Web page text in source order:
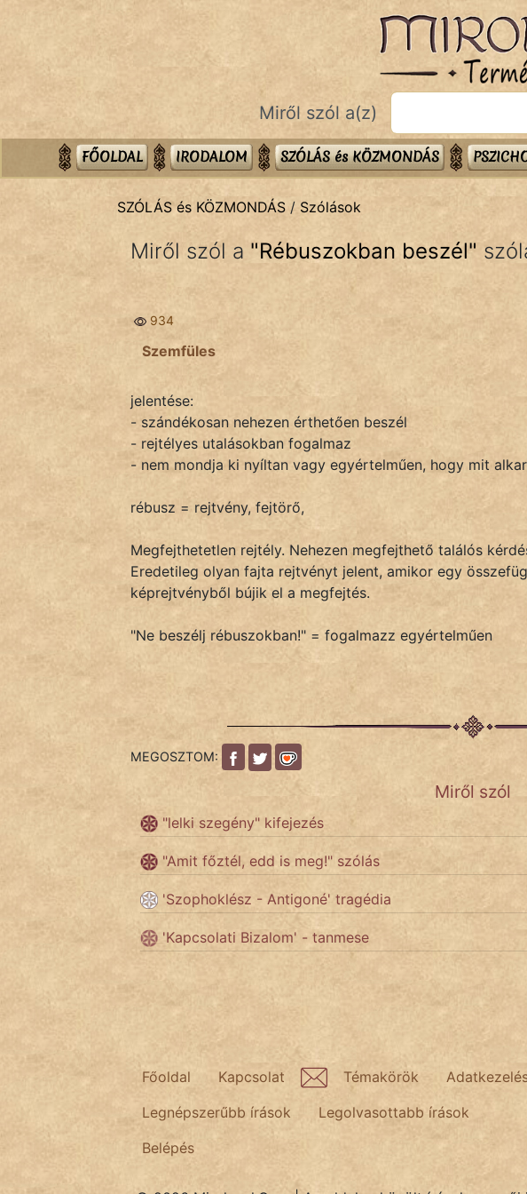
Bibliai
Közmondások
Szóláscsoportok
KÖZMONDÁS
FILM
fantom
Láron Ádám
Miről szól a(z)
FŐOLDAL IRODALOM SZÓLÁS és KÖZMONDÁS
SZÓLÁS és KÖZMONDÁS / Szólások
Miről szól a "Rébuszokban beszél"
934
Szemfüles
jelentése:
- szándékosan nehezen érthetően beszél
- rejtélyes utalásokban fogalmaz
- nem mondja ki nyíltan vagy egyértelműen, hogy mit
rébusz = rejtvény, fejtörő,
Megfejthetetlen rejtély. Nehezen megfejthető találós
Eredetileg olyan fajta rejtvényt jelent, amikor egy
képrejtvényből bújik el a megfejtés.
"Ne beszélj rébuszokban!" = fogalmazz egyértelműen
MEGOSZTOM:
Miről szól
"lelki szegény" kifejezés
"Amit főztél, edd is meg!" szólás
'Szophoklész - Antigoné' tragédia
'Kapcsolati Bizalom' - tanmese
Főoldal Kapcsolat Témakörök
Legnépszerűbb írások
Legolvasottabb írások
Belépés